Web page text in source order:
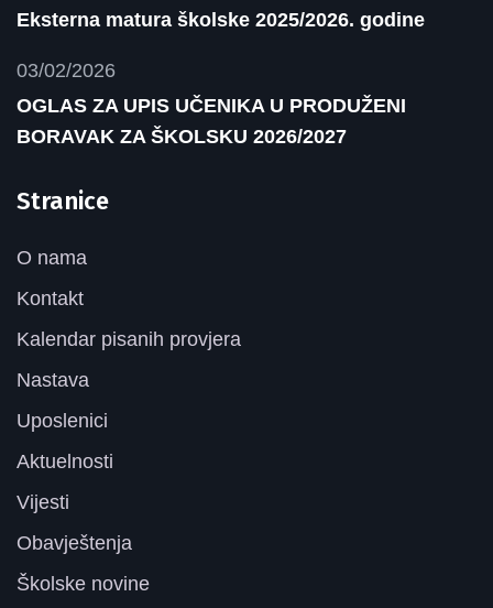
Eksterna matura školske 2025/2026. godine
03/02/2026
OGLAS ZA UPIS UČENIKA U PRODUŽENI
BORAVAK ZA ŠKOLSKU 2026/2027
Stranice
O nama
Kontakt
Kalendar pisanih provjera
Nastava
Uposlenici
Aktuelnosti
Vijesti
Obavještenja
Školske novine